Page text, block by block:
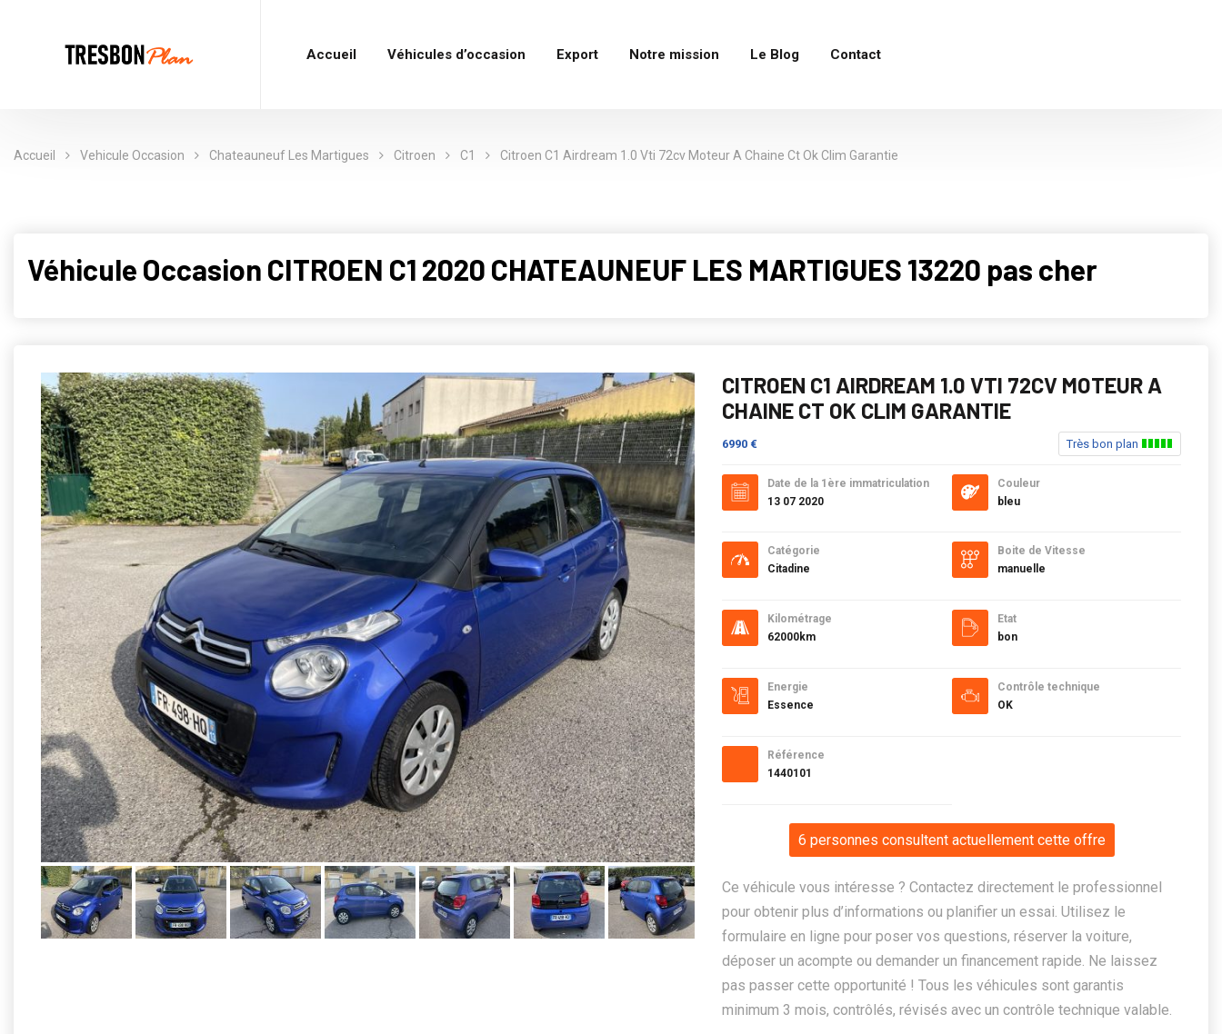
Accueil Véhicules d’occasion Export Notre mission Le Blog Contact
Accueil Vehicule Occasion Chateauneuf Les Martigues Citroen C1 Citroen C1 Airdream 1.0 Vti 72cv Moteur A Chaine Ct Ok Clim Garantie
Véhicule Occasion CITROEN C1 2020 CHATEAUNEUF LES MARTIGUES 13220 pas cher
CITROEN C1 AIRDREAM 1.0 VTI 72CV MOTEUR A
CHAINE CT OK CLIM GARANTIE
6990 € Très bon plan
Date de la 1ère immatriculation
13 07 2020
Catégorie
Citadine
Kilométrage
62000km
Energie
Essence
Référence
1440101
Couleur
bleu
Boite de Vitesse
manuelle
Etat
bon
Contrôle technique
OK
6 personnes consultent actuellement cette offre
Ce véhicule vous intéresse ? Contactez directement le professionnel
pour obtenir plus d’informations ou planifier un essai. Utilisez le
formulaire en ligne pour poser vos questions, réserver la voiture,
déposer un acompte ou demander un financement rapide. Ne laissez
pas passer cette opportunité ! Tous les véhicules sont garantis
minimum 3 mois, contrôlés, révisés avec un contrôle technique valable.